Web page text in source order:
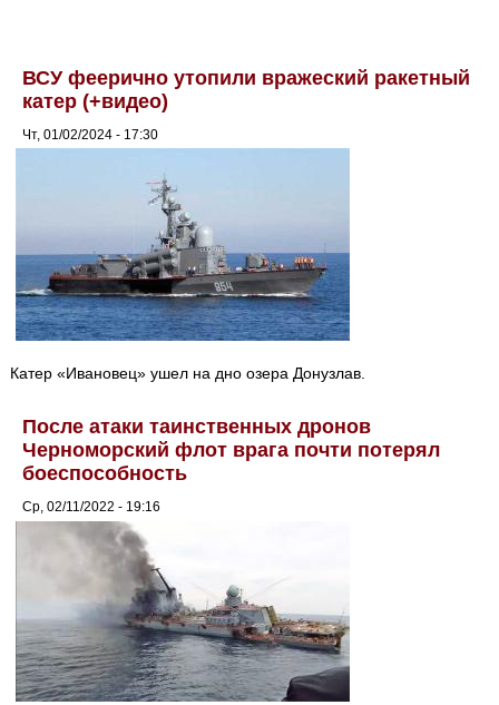
ВСУ феерично утопили вражеский ракетный
катер (+видео)
Чт, 01/02/2024 - 17:30
Катер «Ивановец» ушел на дно озера Донузлав.
После атаки таинственных дронов
Черноморский флот врага почти потерял
боеспособность
Ср, 02/11/2022 - 19:16